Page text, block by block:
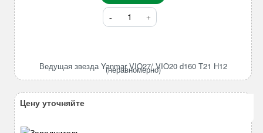
Количество
товара
Yanmar
VIO27/
Ведущая звезда Yanmar VIO27/ VIO20 d160 T21 H12
(неравномерно)
Цену уточняйте